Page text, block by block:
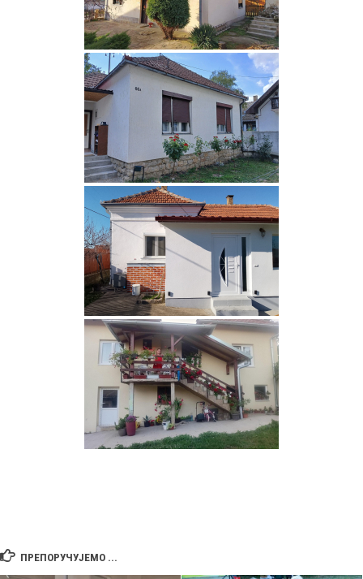
ПРЕПОРУЧУЈЕМО ...